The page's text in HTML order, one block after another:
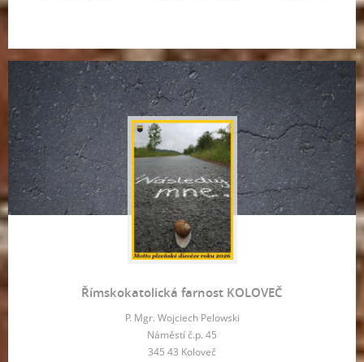
Římskokatolická farnost KOLOVEČ
P. Mgr. Wojciech Pelowski
Náměstí č.p. 45
345 43 Koloveč